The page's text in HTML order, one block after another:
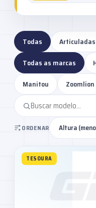
Todas Articuladas
Todas as marcas
Manitou
Zoomlion
ORDENAR
TESOURA